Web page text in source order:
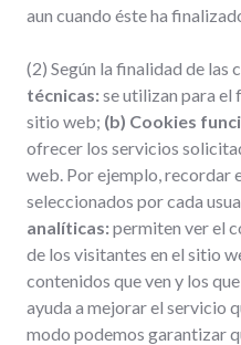
aun cuando éste ha
(2) Según la finalidad de las
técnicas:se utilizan para
sitio web; (b) Cookies
ofrecer los servicios
web. Por ejemplo, recordar
seleccionados por cada
analíticas:permiten ver el
de los visitantes en el sitio
contenidos que ven y los
ayuda a mejorar el servicio
modo podemos garantizar